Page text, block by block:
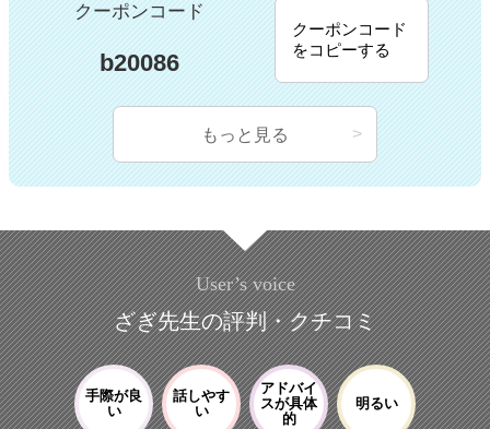
クーポンコード
b20086
クーポンコード
をコピーする
もっと見る
User’s voice
ざぎ先生の評判・クチコミ
手際が良
い
話しやす
い
アドバイ
スが具体
的
明るい